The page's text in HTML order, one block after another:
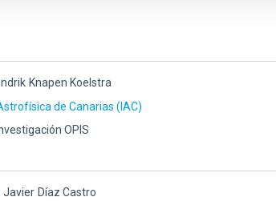
Knapen Koelstra
de Canarias (IAC)
OPIS
Javier Díaz Castro